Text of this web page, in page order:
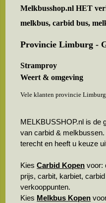
Melkbusshop.nl HET
melkbus, carbid bus,
Provincie Limburg -
Stramproy
Weert & omgeving
Vele klanten provincie
MELKBUSSHOP.nl is de
van carbid &
terecht en heeft u keuze
KiesCarbid Kopen voor:
prijs, carbit, karbiet,
verkooppunten.
Kies Melkbus Kopen